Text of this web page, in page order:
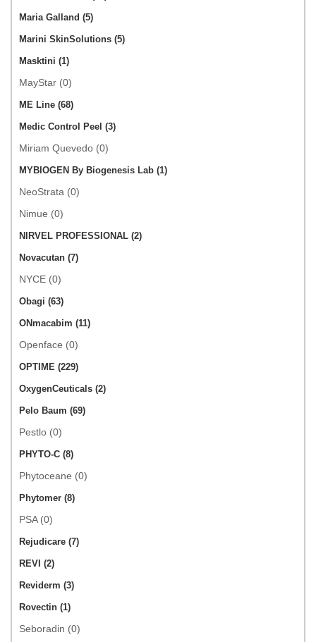
Maria Galland (5)
Marini SkinSolutions (5)
Masktini (1)
MayStar (0)
ME Line (68)
Medic Control Peel (3)
Miriam Quevedo (0)
MYBIOGEN By Biogenesis Lab (1)
NeoStrata (0)
Nimue (0)
NIRVEL PROFESSIONAL (2)
Novacutan (7)
NYCE (0)
Obagi (63)
ONmacabim (11)
Openface (0)
OPTIME (229)
OxygenCeuticals (2)
Pelo Baum (69)
Pestlo (0)
PHYTO-C (8)
Phytoceane (0)
Phytomer (8)
PSA (0)
Rejudicare (7)
REVI (2)
Reviderm (3)
Rovectin (1)
Seboradin (0)